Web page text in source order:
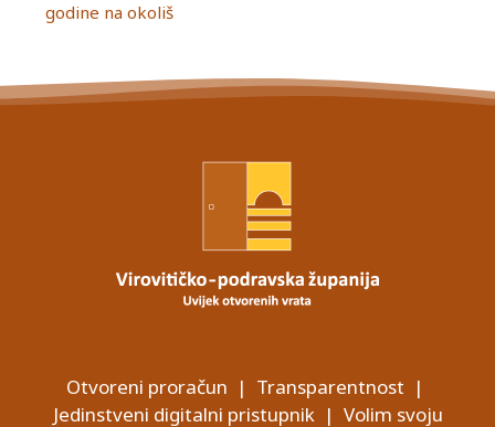
godine na okoliš
Otvoreni proračun | Transparentnost |
Jedinstveni digitalni pristupnik| Volim svoju